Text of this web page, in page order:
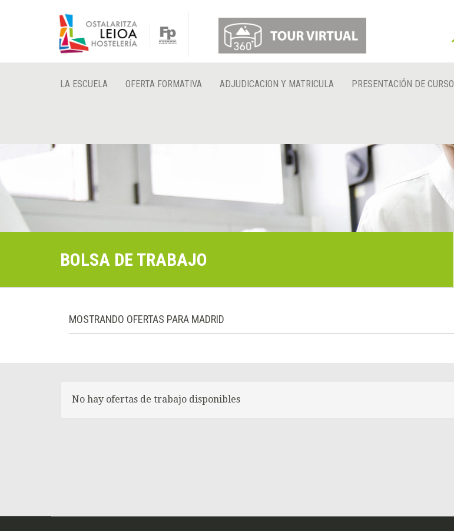
LA ESCUELA OFERTA FORMATIVA ADJUDICACION Y MATRICULA PRESENTACIÓN DE CURSO
BOLSA DE TRABAJO
MOSTRANDO OFERTAS PARA MADRID
No hay ofertas de trabajo disponibles